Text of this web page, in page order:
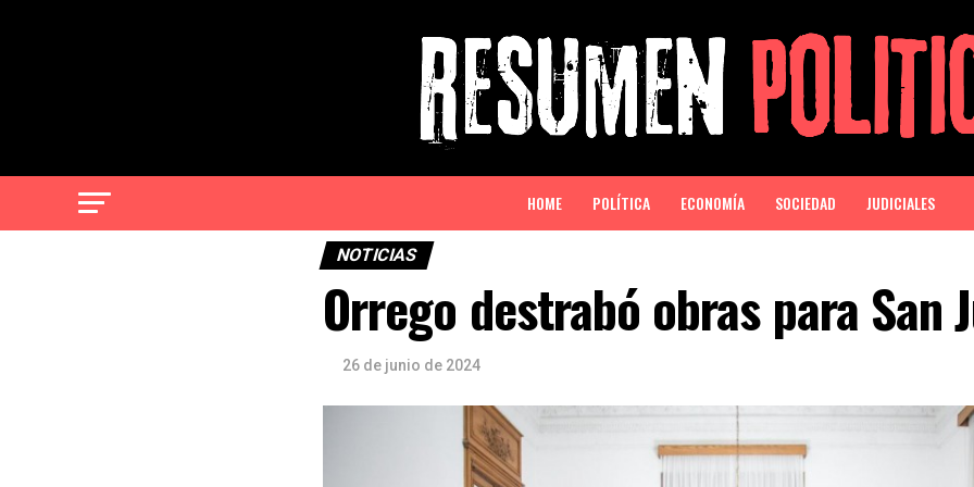
HOME POLÍTICA ECONOMÍA SOCIEDAD JUDICIALES
NOTICIAS
Orrego destrabó obras para San
26 de junio de 2024